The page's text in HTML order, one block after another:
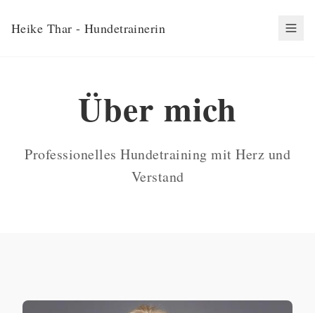
Heike Thar - Hundetrainerin
Über mich
Professionelles Hundetraining mit Herz und
Verstand